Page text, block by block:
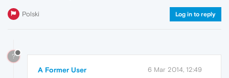
Polski Log in to reply
?
A Former User 6 Mar 2014, 12:49